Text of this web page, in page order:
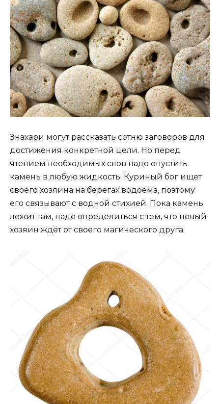
Знахари могут рассказать сотню заговоров для
достижения конкретной цели. Но перед
чтением необходимых слов надо опустить
камень в любую жидкость. Куриный бог ищет
своего хозяина на берегах водоёма, поэтому
его связывают с водной стихией. Пока камень
лежит там, надо определиться с тем, что новый
хозяин ждёт от своего магического друга.